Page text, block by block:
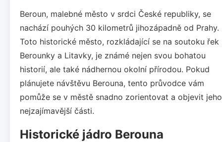
Beroun, malebné město v srdci České republiky, se
nachází pouhých 30 kilometrů jihozápadně od Prahy.
Toto historické město, rozkládající se na soutoku řek
Berounky a Litavky, je známé nejen svou bohatou
historií, ale také nádhernou okolní přírodou. Pokud
plánujete návštěvu Berouna, tento průvodce vám
pomůže se v městě snadno zorientovat a objevit jeho
nejzajímavější části.
Historické jádro Berouna